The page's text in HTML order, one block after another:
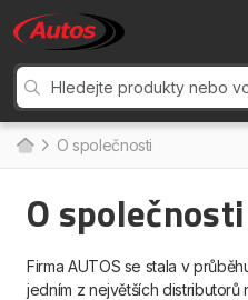
O společnosti
O společnosti
Firma AUTOS se stala v
jedním z největších distributorů